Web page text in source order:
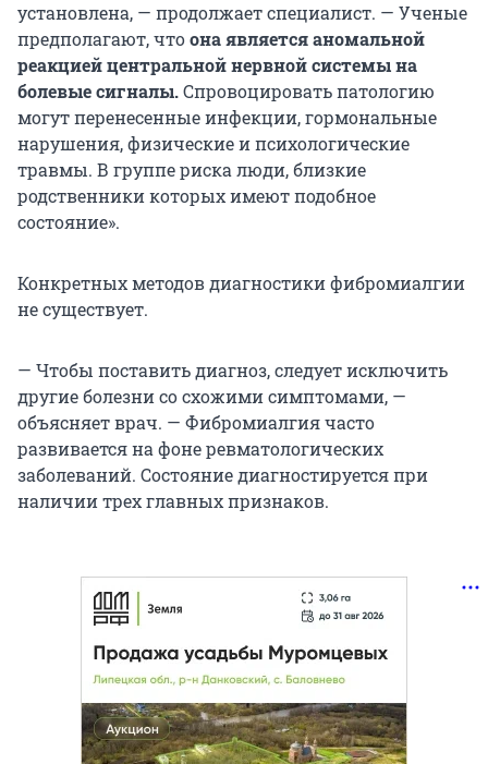
установлена, — продолжает специалист. — Ученые
предполагают, чтоона является аномальной
реакцией центральной нервной системы на
болевые сигналы.Спровоцировать патологию
могут перенесенные инфекции, гормональные
нарушения, физические и психологические
травмы. В группе риска люди, близкие
родственники которых имеют подобное
состояние».
Конкретных методов диагностики фибромиалгии
не существует.
— Чтобы поставить диагноз, следует исключить
другие болезни со схожими симптомами, —
объясняет врач. — Фибромиалгия часто
развивается на фоне ревматологических
заболеваний. Состояние диагностируется при
наличии трех главных признаков.